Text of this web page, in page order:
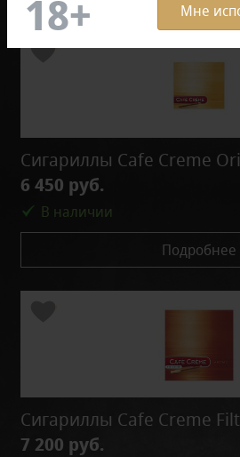
Мне
Сигариллы Cafe Creme
6 450 руб.
В наличии
Подробнее
Сигариллы Cafe Creme
7 200 руб.